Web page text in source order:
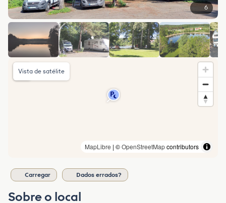
6
MapLibre | ©OpenStreetMapcontributors
Vista de satélite
Carregar Dados errados?
Sobre o local